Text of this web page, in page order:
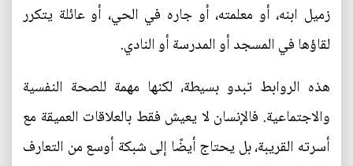
زميل ابنه، أو معلمته، أو جاره في الحي، أو عائلة يتكرر
لقاؤها في المسجد أو المدرسة أو النادي.
هذه الروابط تبدو بسيطة، لكنها مهمة للصحة النفسية
والاجتماعية. فالإنسان لا يعيش فقط بالعلاقات العميقة مع
أسرته القريبة، بل يحتاج أيضًا إلى شبكة أوسع من التعارف